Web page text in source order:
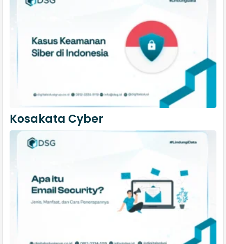
Kosakata Cyber